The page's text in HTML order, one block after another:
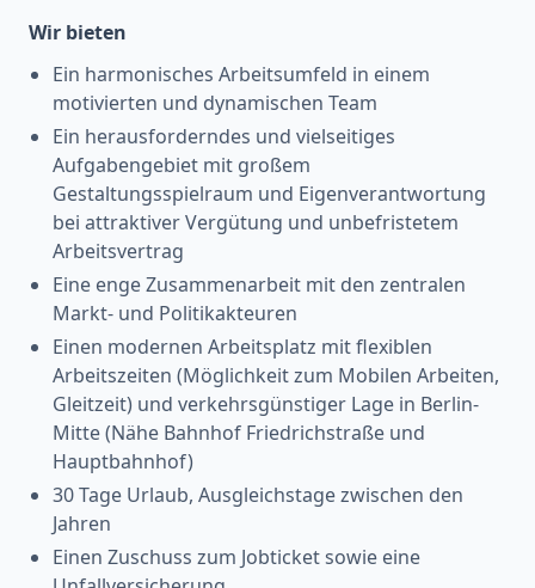
Wir bieten
Ein harmonisches Arbeitsumfeld in einem
motivierten und dynamischen Team
Ein herausforderndes und vielseitiges
Aufgabengebiet mit großem
Gestaltungsspielraum und Eigenverantwortung
bei attraktiver Vergütung und unbefristetem
Arbeitsvertrag
Eine enge Zusammenarbeit mit den zentralen
Markt- und Politikakteuren
Einen modernen Arbeitsplatz mit flexiblen
Arbeitszeiten (Möglichkeit zum Mobilen Arbeiten,
Gleitzeit) und verkehrsgünstiger Lage in Berlin-
Mitte (Nähe Bahnhof Friedrichstraße und
Hauptbahnhof)
30 Tage Urlaub, Ausgleichstage zwischen den
Jahren
Einen Zuschuss zum Jobticket sowie eine